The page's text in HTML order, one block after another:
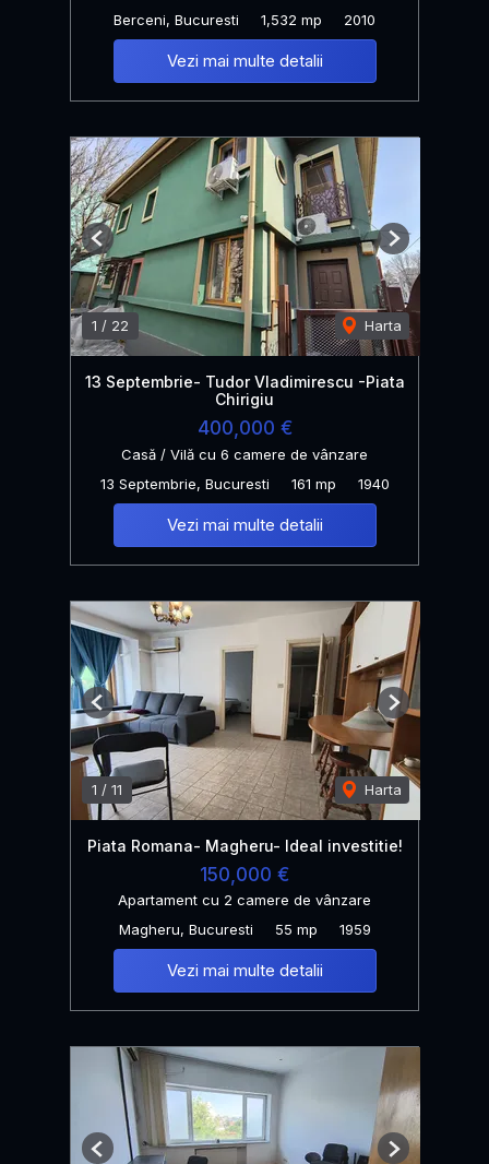
Berceni, Bucuresti
1,532 mp 2010
Vezi mai multe detalii
1 / 22 Harta
Previous Next
13 Septembrie- Tudor Vladimirescu -Piata
Chirigiu
400,000 €
Casă / Vilă cu 6 camere de vânzare
13 Septembrie, Bucuresti
161 mp 1940
Vezi mai multe detalii
1 / 11 Harta
Previous Next
Piata Romana- Magheru- Ideal investitie!
150,000 €
Apartament cu 2 camere de vânzare
Magheru, Bucuresti
55 mp 1959
Vezi mai multe detalii
Previous Next